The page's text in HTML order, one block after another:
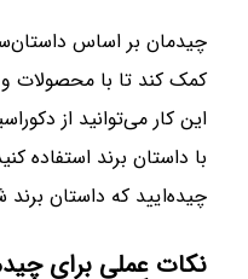
چیدمان بر اساس
کمک کند تا با محصولات و
این کار می‌توانید از
با داستان برند استفاده
چیده‌ایید که داستان برند
نکات عملی برای